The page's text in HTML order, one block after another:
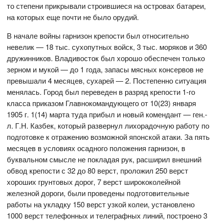
то степени прикрывали строившиеся на островах батареи,
на которых еще почти не было орудий.
В начале войны гарнизон крепости был относительно
невелик — 18 тыс. сухопутных войск, 3 тыс. моряков и 360
дружинников. Владивосток был хорошо обеспечен только
зерном и мукой — до 1 года, запасы мясных консервов не
превышали 4 месяцев, сухарей — 2. Постепенно ситуация
менялась. Город был переведен в разряд крепости 1-го
класса приказом Главнокомандующего от 10(23) января
1905 г. 1(14) марта туда прибыл и новый комендант — ген.-
л. Г.Н. Казбек, который развернул лихорадочную работу по
подготовке к отражению возможной японской атаки. За пять
месяцев в условиях осадного положения гарнизон, в
буквальном смысле не покладая рук, расширил внешний
обвод крепости с 32 до 80 верст, проложил 250 верст
хороших грунтовых дорог, 7 верст ширококолейной
железной дороги, были проведены подготовительные
работы на укладку 150 верст узкой колеи, установлено
1000 верст телефонных и телеграфных линий, построено 3